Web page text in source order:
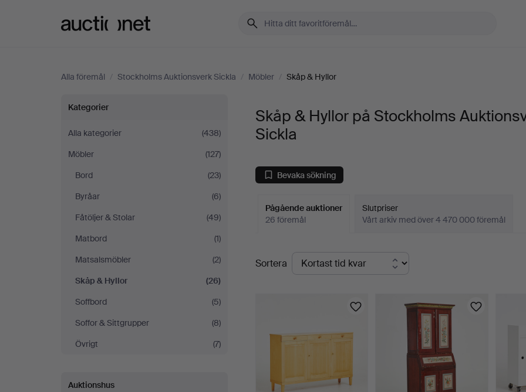
Alla föremål / Stockholms Auktionsverk Sickla / Möbler / Skåp & Hyllor
Skåp
&
Hyllor
på
Stockholms
Auktionsverk
Sickla
Kategorier
Alla kategorier
(438)
Möbler
(127)
Bord
(23)
Byråar
(6)
Fåtöljer & Stolar
(49)
Matbord
(1)
Matsalsmöbler
(2)
Skåp & Hyllor
(26)
Soffbord
(5)
Soffor & Sittgrupper
(8)
Övrigt
(7)
Auktionshus
Skåp & Hyllor på Stockholms
Sickla
Bevaka sökning
Pågående auktioner
26 föremål
Slutpriser
Vårt arkiv med över 4 470 000 föremål
Pågående
auktioner
Sortera